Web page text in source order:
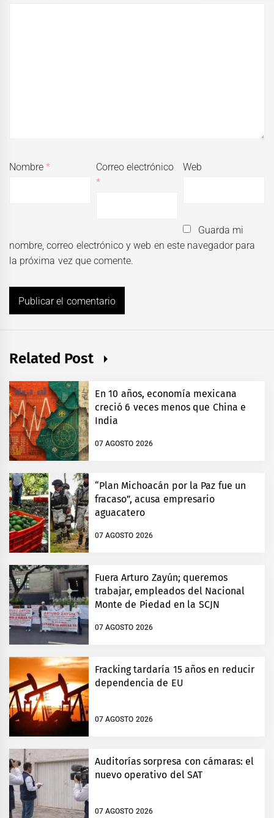
Nombre*
Correo electrónico
*
Web
Guarda mi
nombre, correo electrónico y web en este navegador para
la próxima vez que comente.
Related Post
En 10 años, economía mexicana
creció 6 veces menos que China e
India
07 AGOSTO 2026
“Plan Michoacán por la Paz fue un
fracaso”, acusa empresario
aguacatero
07 AGOSTO 2026
Fuera Arturo Zayún; queremos
trabajar, empleados del Nacional
Monte de Piedad en la SCJN
07 AGOSTO 2026
Fracking tardaría 15 años en reducir
dependencia de EU
07 AGOSTO 2026
Auditorías sorpresa con cámaras: el
nuevo operativo del SAT
07 AGOSTO 2026